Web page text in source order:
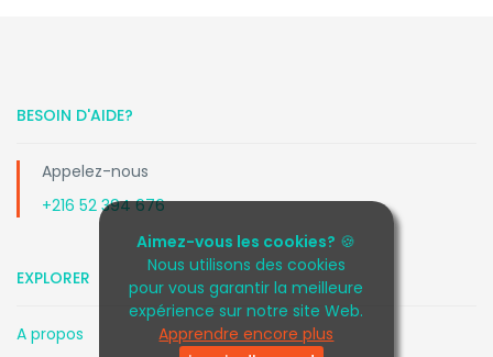
Aimez-vous les cookies? 🍪
Nous utilisons des cookies
pour vous garantir la meilleure
expérience sur notre site Web.
Apprendre encore plus
BESOIN D'AIDE?
Appelez-nous
+216 52 394 676
EXPLORER
A propos